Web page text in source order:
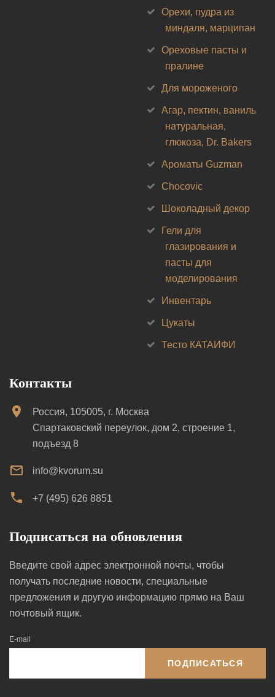
Орехи, пудра из
миндаля, марципан
Ореховые пасты и
пралине
Для мороженого
Агар, пектин, ваниль
натуральная,
глюкоза, Dr. Bakers
Ароматы Guzman
Chocovic
Шоколадный декор
Гели для
глазирования и
пасты для
моделирования
Инвентарь
Цукаты
Тесто КАТАИФИ
Контакты
Россия, 105005, г. Москва
Спартаковский переулок, дом 2, строение 1,
подъезд 8
info@kvorum.su
+7 (495) 626 8851
Подписаться на обновления
Введите свой адрес электронной почты, чтобы
получать последние новости, специальные
предложения и другую информацию прямо на Ваш
почтовый ящик.
E-mail
ПОДПИСАТЬСЯ